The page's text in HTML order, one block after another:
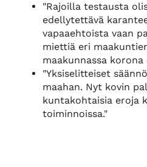
"Rajoilla testausta
edellytettävä
vapaaehtoista vaan
miettiä eri
maakunnassa
"Yksiselitteiset
maahan. Nyt kovin
kuntakohtaisia eroja
toiminnoissa."